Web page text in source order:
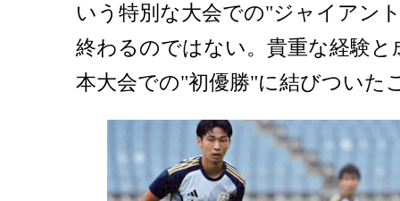
いう特別な大会での"ジャイアン
終わるのではない。貴重な経験と
本大会での"初優勝"に結びついた